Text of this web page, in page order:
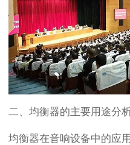
二、均衡器的主要用途分
均衡器在音响设备中的应